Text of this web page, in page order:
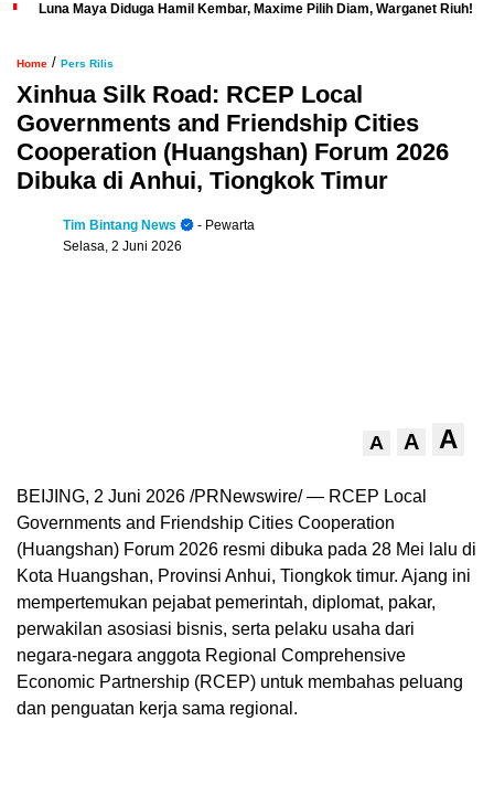
Luna Maya Diduga Hamil Kembar, Maxime Pilih Diam, Warganet Riuh!
Home / Pers Rilis
Xinhua Silk Road: RCEP Local
Governments and Friendship Cities
Cooperation (Huangshan) Forum 2026
Dibuka di Anhui, Tiongkok Timur
Tim Bintang News
- Pewarta
Selasa, 2 Juni 2026
A A A
BEIJING, 2 Juni 2026 /PRNewswire/ — RCEP Local
Governments and Friendship Cities Cooperation
(Huangshan) Forum 2026 resmi dibuka pada 28 Mei lalu di
Kota Huangshan, Provinsi Anhui, Tiongkok timur. Ajang ini
mempertemukan pejabat pemerintah, diplomat, pakar,
perwakilan asosiasi bisnis, serta pelaku usaha dari
negara-negara anggota Regional Comprehensive
Economic Partnership (RCEP) untuk membahas peluang
dan penguatan kerja sama regional.